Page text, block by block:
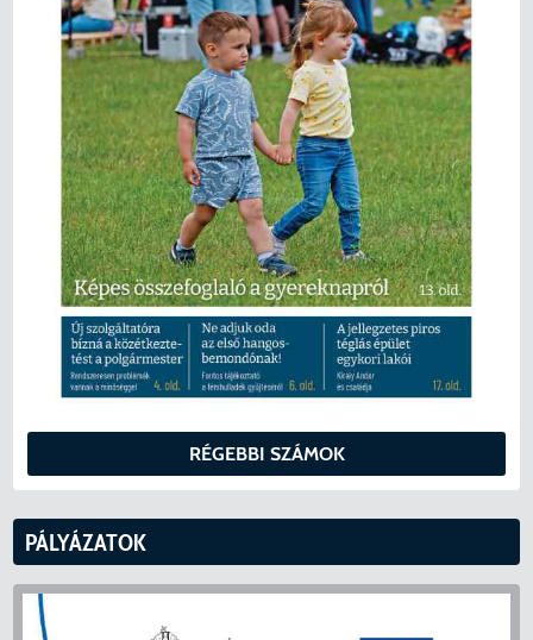
RÉGEBBI SZÁMOK
PÁLYÁZATOK